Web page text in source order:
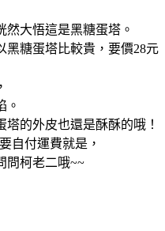
然大悟這是黑糖蛋塔。
黑糖蛋塔比較貴，要價28元
。
的外皮也還是酥酥的哦！
自付運費就是，
問柯老二哦~~